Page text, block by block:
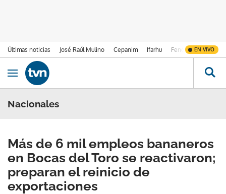
Últimas noticias José Raúl Mulino Cepanim Ifarhu Fenómeno de El
EN VIVO
Ir al contenido
Obrir navegació
Nacionales
Más de 6 mil empleos bananeros
en Bocas del Toro se reactivaron;
preparan el reinicio de
exportaciones